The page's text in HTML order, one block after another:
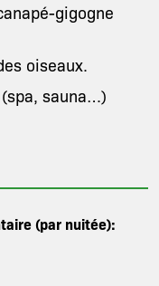
gigogne
oiseaux.
sauna…)
(par nuitée):